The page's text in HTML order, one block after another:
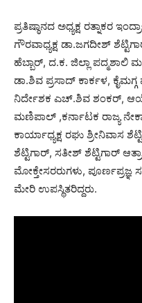
ಪ್ರತಿಷ್ಠಾನದ ಅಧ್ಯಕ್ಷ ರತ್ನಾಕರ
ಗೌರವಾಧ್ಯಕ್ಷ ಡಾ.ಜಗದೀಶ್
ಹೆಬ್ಬಾರ್, ದ.ಕ. ಜಿಲ್ಲಾ
ಡಾ.ಶಿವ ಪ್ರಸಾದ್ ಕಾರ್ಕಳ,
ನಿರ್ದೇಶಕ ಎಚ್.ಶಿವ ಶಂಕರ್,
ಮಣಿಪಾಲ್ ,ಕರ್ನಾಟಕ ರಾಜ್ಯ
ಕಾರ್ಯಾಧ್ಯಕ್ಷ ರಘು ಶ್ರೀನಿವಾಸ
ಶೆಟ್ಟಿಗಾರ್, ಸತೀಶ್ ಶೆಟ್ಟಿಗಾರ್
ಮೋಕ್ತೇಸರರುಗಳು, ಪೂರ್ಣಪ್ರಜ್ಞ
ಮೇರಿ ಉಪಸ್ಥಿತರಿದ್ದರು.